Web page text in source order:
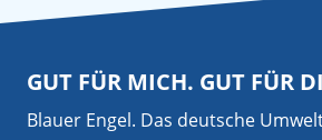
GUT FÜR MICH. GUT FÜR
Blauer Engel. Das deutsche